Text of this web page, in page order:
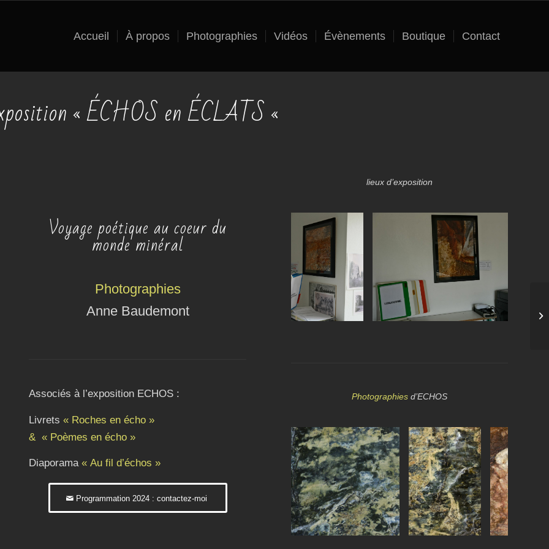
Accueil À propos Photographies Vidéos Évènements Boutique Contact
« ÉCHOS en ÉCLATS «
Voyage poétique au coeur du
monde minéral
Photographies
Anne Baudemont
Associés à l’exposition ECHOS :
Livrets « Roches en écho »
& « Poèmes en écho »
Diaporama « Au fil d’échos »
Programmation 2024 : contactez-moi
lieux d’exposition
Photographies d’ECHOS